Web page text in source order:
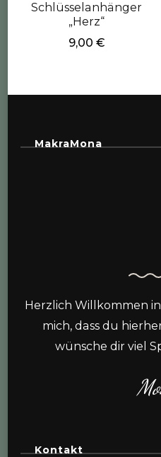
Schlüsselanhänger
„Herz“
9,00 €
MakraMona
Herzlich Willkommen
mich, dass du
wünsche dir viel
Kontakt